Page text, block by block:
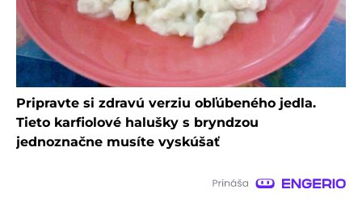
Pripravte si zdravú verziu obľúbeného jedla.
Tieto karfiolové halušky s bryndzou
jednoznačne musíte vyskúšať